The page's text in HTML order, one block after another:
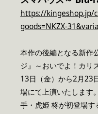
https://kingeshop.jp/
goods=NKZX-
本作の後編となる新作
ジ』～おいでよ！カリ
13日（金）から2月23
場にて上演いたします
手・虎姫 柊が初登場